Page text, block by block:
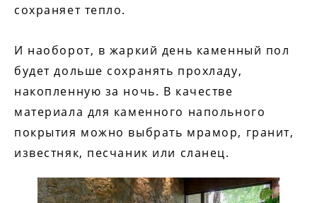
сохраняет тепло.
И наоборот, в жаркий день каменный пол
будет дольше сохранять прохладу,
накопленную за ночь. В качестве
материала для каменного напольного
покрытия можно выбрать мрамор, гранит,
известняк, песчаник или сланец.